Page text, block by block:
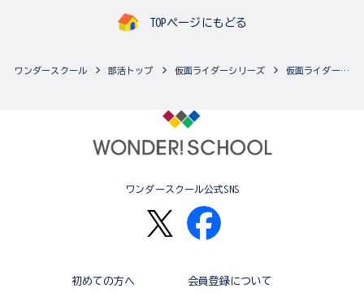
TOPページにもどる
ワンダースクール 部活トップ 仮面ライダーシリーズ 仮面ライダーシリーズの最新商品一覧
ワンダースクール公式SNS
初めての方へ 会員登録について